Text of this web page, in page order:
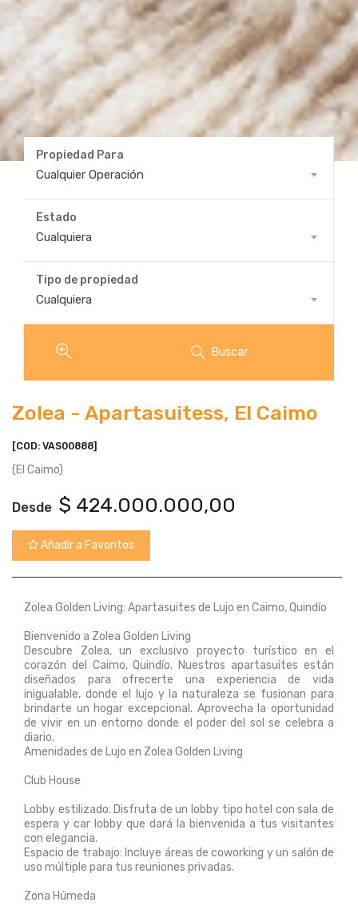
Propiedad Para
Cualquier Operación
Propiedad
Para
Estado
Cualquiera
Estado
Tipo de propiedad
Cualquiera
Tipo
propiedad
Buscar
Zolea - Apartasuitess, El Caimo
[COD: VAS00888]
(El Caimo)
Desde $ 424.000.000,00
Añadir a Favoritos
Zolea Golden Living: Apartasuites de Lujo en Caimo, Quindío
Bienvenido a Zolea Golden Living
Descubre Zolea, un exclusivo proyecto turístico en el
corazón del Caimo, Quindío. Nuestros apartasuites están
diseñados para ofrecerte una experiencia de vida
inigualable, donde el lujo y la naturaleza se fusionan para
brindarte un hogar excepcional. Aprovecha la oportunidad
de vivir en un entorno donde el poder del sol se celebra a
diario.
Amenidades de Lujo en Zolea Golden Living
Club House
Lobby estilizado: Disfruta de un lobby tipo hotel con sala de
espera y car lobby que dará la bienvenida a tus visitantes
con elegancia.
Espacio de trabajo: Incluye áreas de coworking y un salón de
uso múltiple para tus reuniones privadas.
Zona Húmeda